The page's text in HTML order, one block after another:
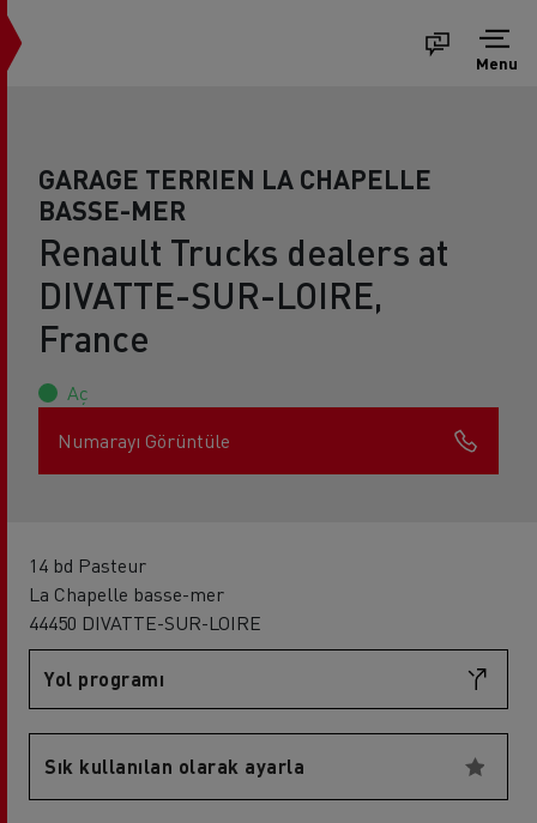
Menu
GARAGE TERRIEN LA CHAPELLE
BASSE-MER
Renault Trucks dealers at
DIVATTE-SUR-LOIRE,
France
Aç
Numarayı Görüntüle
14 bd Pasteur
La Chapelle basse-mer
44450 DIVATTE-SUR-LOIRE
Yol programı
Sık kullanılan olarak ayarla